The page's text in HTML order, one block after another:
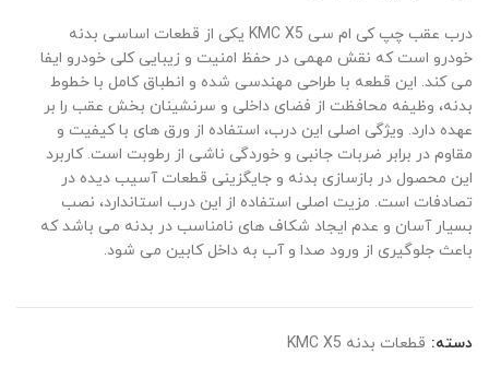
درب عقب چپ کی ام سی KMC X5 یکی از قطعات اساسی بدنه
خودرو است که نقش مهمی در حفظ امنیت و زیبایی کلی خودرو ایفا
می کند. این قطعه با طراحی مهندسی شده و انطباق کامل با خطوط
بدنه، وظیفه محافظت از فضای داخلی و سرنشینان بخش عقب را بر
عهده دارد. ویژگی اصلی این درب، استفاده از ورق های با کیفیت و
مقاوم در برابر ضربات جانبی و خوردگی ناشی از رطوبت است. کاربرد
این محصول در بازسازی بدنه و جایگزینی قطعات آسیب دیده در
تصادفات است. مزیت اصلی استفاده از این درب استاندارد، نصب
بسیار آسان و عدم ایجاد شکاف های نامناسب در بدنه می باشد که
باعث جلوگیری از ورود صدا و آب به داخل کابین می شود.
دسته: قطعات بدنه KMC X5